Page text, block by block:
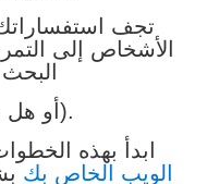
تجف
الأشخاص إلى
(أو هل هذا أنا فقط؟).
ابدأ بهذه
الويب الخاص بك